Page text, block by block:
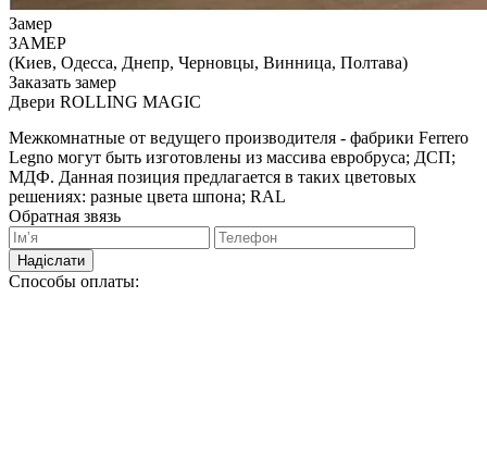
Замер
ЗАМЕР
(Киев, Одесса, Днепр, Черновцы, Винница, Полтава)
Заказать замер
Двери ROLLING MAGIC
Межкомнатные от ведущего производителя - фабрики Ferrero
Legno могут быть изготовлены из массива евробруса; ДСП;
МДФ. Данная позиция предлагается в таких цветовых
решениях: разные цвета шпона; RAL
Обратная звязь
Надіслати
Способы оплаты: